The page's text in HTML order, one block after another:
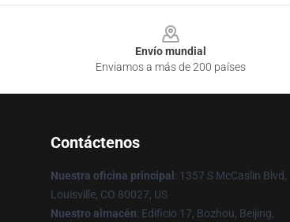
Envío mundial
Enviamos a más de 200 países
Contáctenos
Nuestra oficina principal : 1357 S McCaslin Blvd,
Louisville, CO 80027, US
Nuestro almacén: Edificio 17, Bozhou, Beijing,